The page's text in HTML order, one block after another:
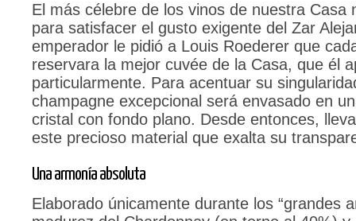
El más célebre de los vinos de nuestra Casa
para satisfacer el gusto exigente del Zar
emperador le pidió a Louis Roederer que
reservara la mejor cuvée de la Casa, que él
particularmente. Para acentuar su
champagne excepcional será envasado en
cristal con fondo plano. Desde entonces,
este precioso material que exalta su
Una armonía absoluta
Elaborado únicamente durante los “grandes